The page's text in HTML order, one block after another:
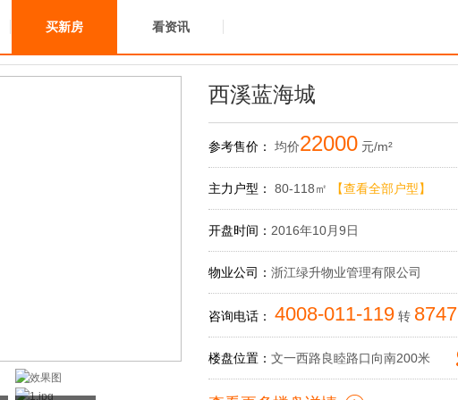
买新房 看资讯
西溪蓝海城
参考售价： 均价22000 元/m²
主力户型： 80-118㎡ 【查看全部户型】
开盘时间： 2016年10月9日
物业公司： 浙江绿升物业管理有限公司
咨询电话： 4008-011-119 转 8747
楼盘位置： 文一西路良睦路口向南200米